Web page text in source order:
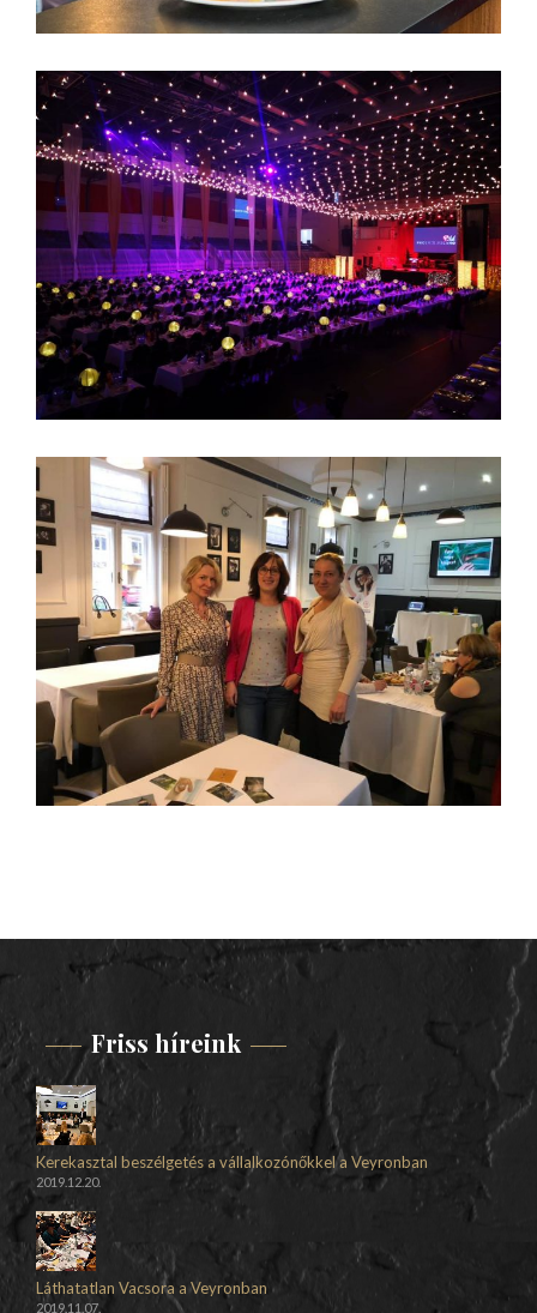
Friss híreink
Kerekasztal beszélgetés a vállalkozónőkkel a Veyronban
2019.12.20.
Láthatatlan Vacsora a Veyronban
2019.11.07.